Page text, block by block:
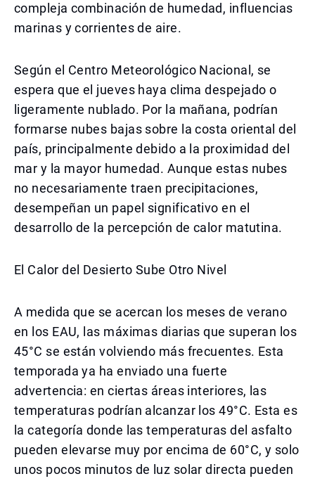
compleja combinación de humedad, influencias
marinas y corrientes de aire.
Según el Centro Meteorológico Nacional, se
espera que el jueves haya clima despejado o
ligeramente nublado. Por la mañana, podrían
formarse nubes bajas sobre la costa oriental del
país, principalmente debido a la proximidad del
mar y la mayor humedad. Aunque estas nubes
no necesariamente traen precipitaciones,
desempeñan un papel significativo en el
desarrollo de la percepción de calor matutina.
El Calor del Desierto Sube Otro Nivel
A medida que se acercan los meses de verano
en los EAU, las máximas diarias que superan los
45°C se están volviendo más frecuentes. Esta
temporada ya ha enviado una fuerte
advertencia: en ciertas áreas interiores, las
temperaturas podrían alcanzar los 49°C. Esta es
la categoría donde las temperaturas del asfalto
pueden elevarse muy por encima de 60°C, y solo
unos pocos minutos de luz solar directa pueden